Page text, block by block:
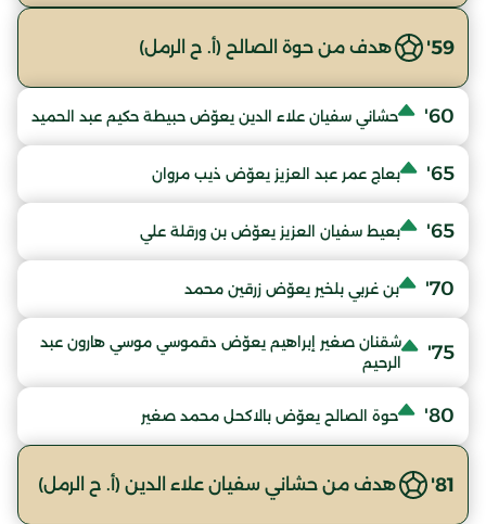
59' هدف من حوة الصالح (أ. ح الرمل)
60' حشاني سفيان علاء الدين يعوّض حبيطة حكيم عبد الحميد
65' بعاج عمر عبد العزيز يعوّض ذيب مروان
65' بعيط سفيان العزيز يعوّض بن ورقلة علي
70' بن غربي بلخير يعوّض زرقين محمد
75'
شقنان صغير إبراهيم يعوّض دقموسي موسي هارون عبد
الرحيم
80' حوة الصالح يعوّض بالاكحل محمد صغير
81' هدف من حشاني سفيان علاء الدين (أ. ح الرمل)